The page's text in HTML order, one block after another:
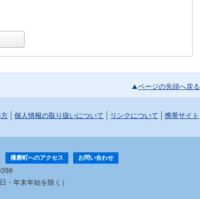
ページの先頭へ戻る
個人情報の取り扱いについて リンクについて 携帯サイト
播磨町へのアクセス お問い合わせ
・年末年始を除く）